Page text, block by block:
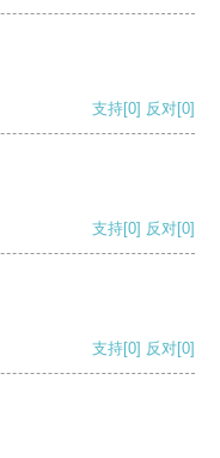
支持[0] 反对[0]
支持[0] 反对[0]
支持[0] 反对[0]